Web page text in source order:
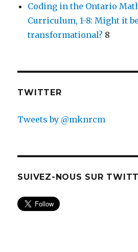
Coding in the Ontario
Curriculum, 1-8: Might it be
transformational? 8
TWITTER
Tweets by @mknrcm
SUIVEZ-NOUS SUR